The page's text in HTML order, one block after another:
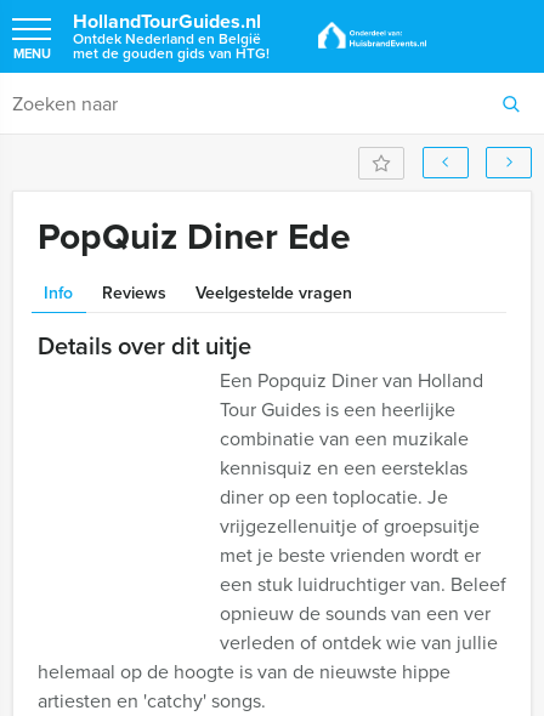
HollandTourGuides.nl
Ontdek Nederland en België
met de gouden gids van HTG!
MENU
PopQuiz Diner Ede
Info Reviews Veelgestelde vragen
Details over dit uitje
Een Popquiz Diner van Holland
Tour Guides is een heerlijke
combinatie van een muzikale
kennisquiz en een eersteklas
diner op een toplocatie. Je
vrijgezellenuitje of groepsuitje
met je beste vrienden wordt er
een stuk luidruchtiger van. Beleef
opnieuw de sounds van een ver
verleden of ontdek wie van jullie
helemaal op de hoogte is van de nieuwste hippe
artiesten en 'catchy' songs.